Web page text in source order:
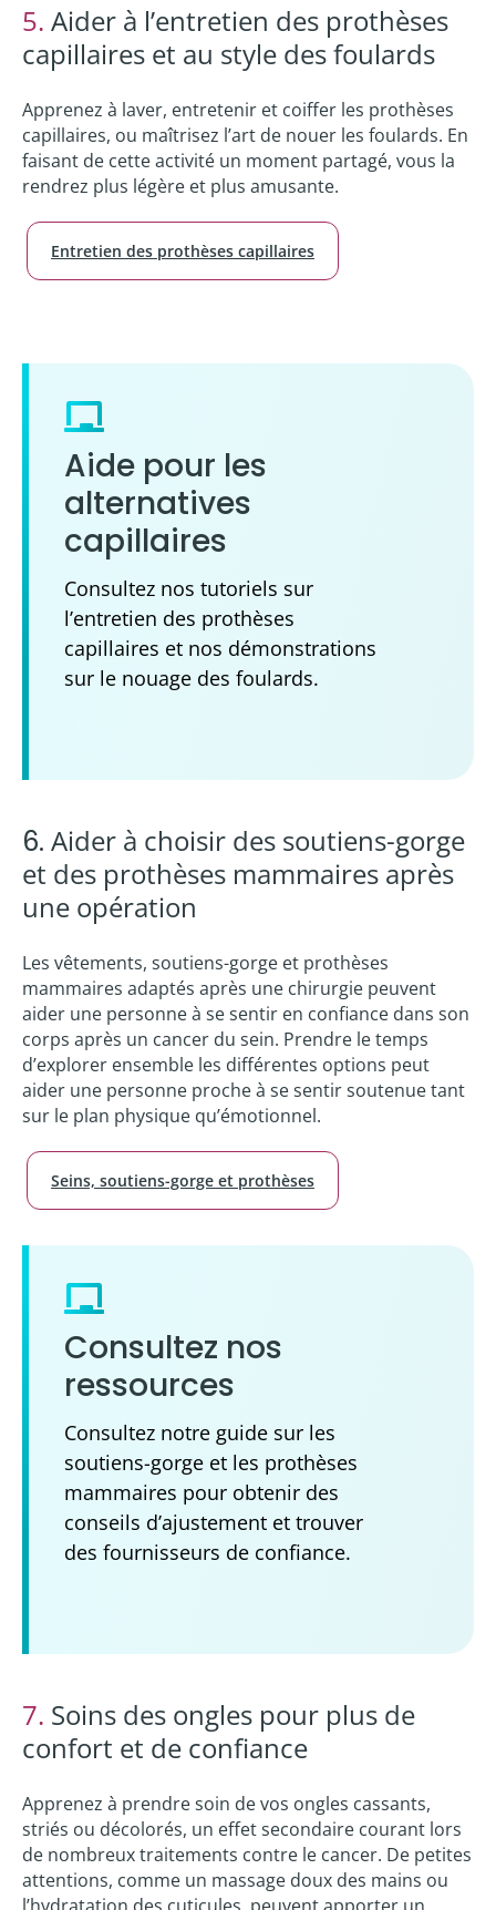
5. Aider à l’entretien des prothèses
capillaires et au style des foulards
Apprenez à laver, entretenir et coiffer les prothèses
capillaires, ou maîtrisez l’art de nouer les foulards. En
faisant de cette activité un moment partagé, vous la
rendrez plus légère et plus amusante.
Entretien des prothèses capillaires
Aide pour les
alternatives
capillaires
Consultez nos tutoriels sur
l’entretien des prothèses
capillaires et nos démonstrations
sur le nouage des foulards.
6. Aider à choisir des soutiens-gorge
et des prothèses mammaires après
une opération
Les vêtements, soutiens-gorge et prothèses
mammaires adaptés après une chirurgie peuvent
aider une personne à se sentir en confiance dans son
corps après un cancer du sein. Prendre le temps
d’explorer ensemble les différentes options peut
aider une personne proche à se sentir soutenue tant
sur le plan physique qu’émotionnel.
Seins, soutiens-gorge et prothèses
Consultez nos
ressources
Consultez notre guide sur les
soutiens-gorge et les prothèses
mammaires pour obtenir des
conseils d’ajustement et trouver
des fournisseurs de confiance.
7. Soins des ongles pour plus de
confort et de confiance
Apprenez à prendre soin de vos ongles cassants,
striés ou décolorés, un effet secondaire courant lors
de nombreux traitements contre le cancer. De petites
attentions, comme un massage doux des mains ou
l’hydratation des cuticules, peuvent apporter un